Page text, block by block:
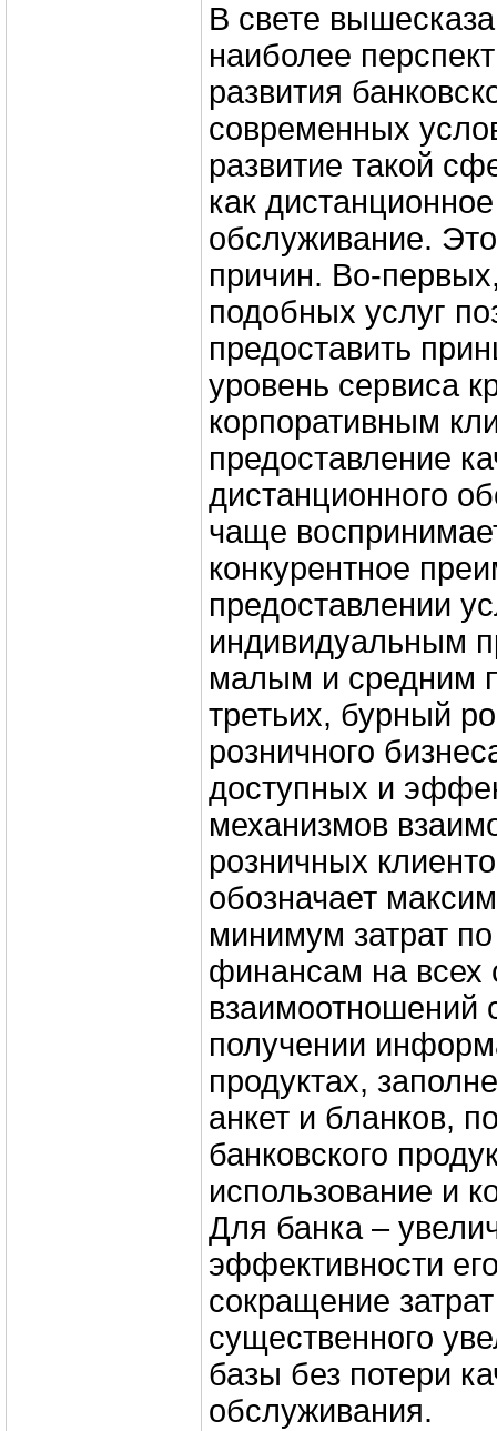
В свете
наиболее
развития
современных
развитие такой
как
обслуживание.
причин. Во-
подобных услуг
предоставить
уровень сервиса
корпоративным
предоставление
дистанционного
чаще
конкурентное
предоставлении
индивидуальным
малым и средним
третьих, бурный
розничного
доступных и
механизмов
розничных
обозначает
минимум затрат
финансам на всех
взаимоотношений
получении
продуктах,
анкет и бланков,
банковского
использование и
Для банка –
эффективности
сокращение
существенного
базы без потери
обслуживания.